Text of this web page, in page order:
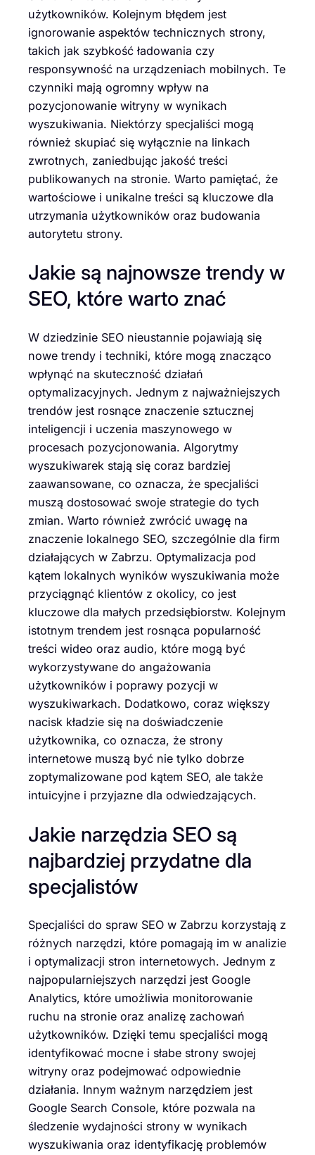
użytkowników. Kolejnym błędem jest
ignorowanie aspektów technicznych strony,
takich jak szybkość ładowania czy
responsywność na urządzeniach mobilnych. Te
czynniki mają ogromny wpływ na
pozycjonowanie witryny w wynikach
wyszukiwania. Niektórzy specjaliści mogą
również skupiać się wyłącznie na linkach
zwrotnych, zaniedbując jakość treści
publikowanych na stronie. Warto pamiętać, że
wartościowe i unikalne treści są kluczowe dla
utrzymania użytkowników oraz budowania
autorytetu strony.
Jakie są najnowsze trendy w
SEO, które warto znać
W dziedzinie SEO nieustannie pojawiają się
nowe trendy i techniki, które mogą znacząco
wpłynąć na skuteczność działań
optymalizacyjnych. Jednym z najważniejszych
trendów jest rosnące znaczenie sztucznej
inteligencji i uczenia maszynowego w
procesach pozycjonowania. Algorytmy
wyszukiwarek stają się coraz bardziej
zaawansowane, co oznacza, że specjaliści
muszą dostosować swoje strategie do tych
zmian. Warto również zwrócić uwagę na
znaczenie lokalnego SEO, szczególnie dla firm
działających w Zabrzu. Optymalizacja pod
kątem lokalnych wyników wyszukiwania może
przyciągnąć klientów z okolicy, co jest
kluczowe dla małych przedsiębiorstw. Kolejnym
istotnym trendem jest rosnąca popularność
treści wideo oraz audio, które mogą być
wykorzystywane do angażowania
użytkowników i poprawy pozycji w
wyszukiwarkach. Dodatkowo, coraz większy
nacisk kładzie się na doświadczenie
użytkownika, co oznacza, że strony
internetowe muszą być nie tylko dobrze
zoptymalizowane pod kątem SEO, ale także
intuicyjne i przyjazne dla odwiedzających.
Jakie narzędzia SEO są
najbardziej przydatne dla
specjalistów
Specjaliści do spraw SEO w Zabrzu korzystają z
różnych narzędzi, które pomagają im w analizie
i optymalizacji stron internetowych. Jednym z
najpopularniejszych narzędzi jest Google
Analytics, które umożliwia monitorowanie
ruchu na stronie oraz analizę zachowań
użytkowników. Dzięki temu specjaliści mogą
identyfikować mocne i słabe strony swojej
witryny oraz podejmować odpowiednie
działania. Innym ważnym narzędziem jest
Google Search Console, które pozwala na
śledzenie wydajności strony w wynikach
wyszukiwania oraz identyfikację problemów